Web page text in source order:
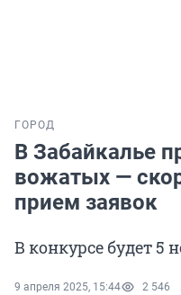
ГОРОД
В Забайкалье
вожатых —
прием заявок
В конкурсе будет 5
9 апреля 2025, 15:44 2 546